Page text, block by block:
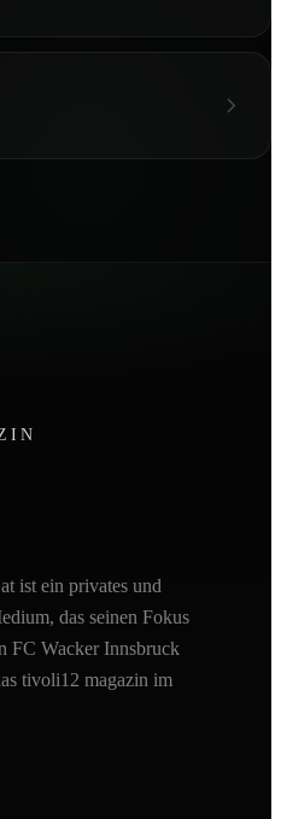
ist ein privates und
das seinen Fokus
FC Wacker Innsbruck
tivoli12 magazin im